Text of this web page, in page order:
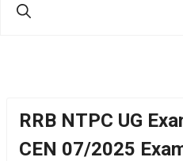
RRB NTPC UG
CEN 07/2025